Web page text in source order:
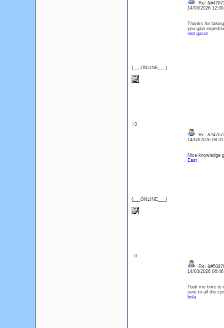
{___ONLINE___}
Re:
14/03/2026
Thanks for
you gain
slot gacor
: 0
{___ONLINE___}
Re:
14/03/2026
Nice knowledge
East
: 0
Re:
14/03/2026
Took me time to
sure to all the
bola